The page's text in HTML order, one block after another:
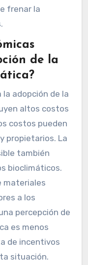
frenar la
de la
la adopción de la
altos costos
costos pueden
propietarios. La
también
bioclimáticos.
materiales
a los
percepción de
es menos
de incentivos
situación.